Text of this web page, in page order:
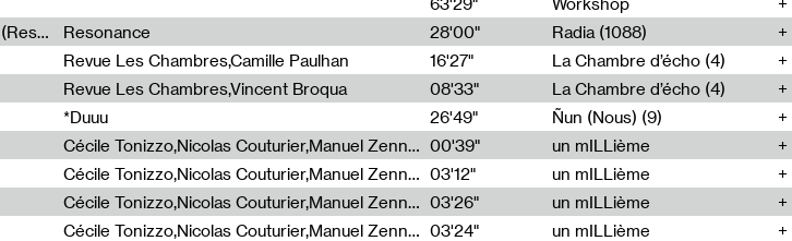
Radia Show #1088 : Statue Of Liberty Live By Ed Baxter (Resonance) Resonance 28'00"
Radia (1088)
Revue Les Chambres,Camille Paulhan 16'27"
La Chambre d’écho (4)
Revue Les Chambres,Vincent Broqua 08'33"
La Chambre d’écho (4)
*Duuu 26'49"
Ñun (Nous) (9)
Cécile Tonizzo,Nicolas Couturier,Manuel Zenner,Aquila Lescene,Curtis Coco,Cyril Magnier 00'39"
un mILLième
Cécile Tonizzo,Nicolas Couturier,Manuel Zenner,Aquila Lescene,Curtis Coco,Cyril Magnier 03'12"
un mILLième
Cécile Tonizzo,Nicolas Couturier,Manuel Zenner,Aquila Lescene,Curtis Coco,Cyril Magnier 03'26"
un mILLième
Cécile Tonizzo,Nicolas Couturier,Manuel Zenner,Aquila Lescene,Curtis Coco,Cyril Magnier 03'24"
un mILLième